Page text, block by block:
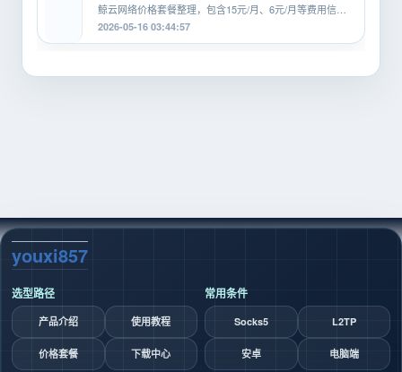
鲸云网络价格套餐整理，包含15元/月、6元/月等费用信
息，覆盖SOCKS5、HTTP、L2TP等...
2026-05-16 03:44:57
youxi857
选型路径
产品介绍 使用教程
价格套餐 下载中心
常用条件
Socks5 L2TP
安卓 电脑端